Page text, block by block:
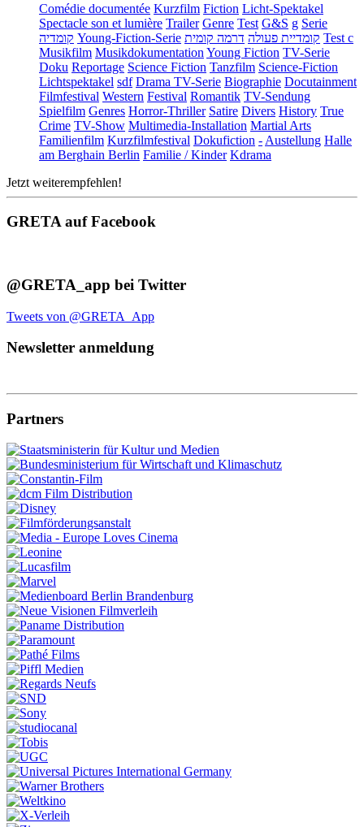
Comédie documentée Kurzfilm Fiction Licht-Spektakel
Spectacle son et lumière Trailer Genre Test G&S g Serie
קומדיה Young-Fiction-Serie קומדיית פעולה דרמה קומית
Test c
Musikfilm Musikdokumentation Young Fiction TV-Serie
Doku Reportage Science Fiction Tanzfilm Science-Fiction
Lichtspektakel sdf Drama TV-Serie Biographie Docutainment
Filmfestival Western Festival Romantik TV-Sendung
Spielfilm Genres Horror-Thriller Satire Divers History True
Crime TV-Show Multimedia-Installation Martial Arts
Familienfilm Kurzfilmfestival Dokufiction - Austellung Halle
am Berghain Berlin Familie / Kinder Kdrama
Jetzt weiterempfehlen!
GRETA auf Facebook
@GRETA_app bei Twitter
Tweets von @GRETA_App
Newsletter anmeldung
Partners